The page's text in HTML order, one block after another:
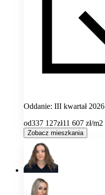
Oddanie: III kwartał 2026
od337 127zł11 607 zł/m2
Zobacz mieszkania